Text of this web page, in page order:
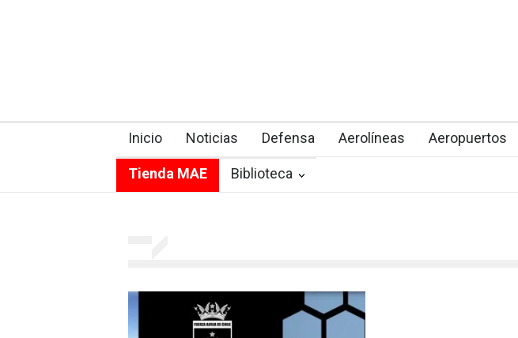
Inicio Noticias Defensa Aerolíneas Aeropuertos
Tienda MAE Biblioteca